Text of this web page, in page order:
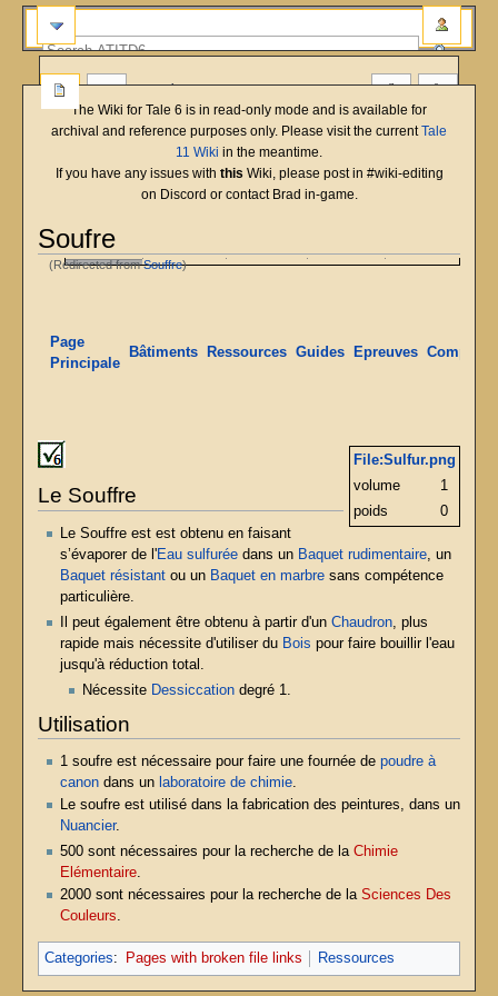
The Wiki for Tale 6 is in read-only mode and is available for
archival and reference purposes only. Please visit the currentTale
11 Wiki in the meantime.
If you have any issues with this Wiki, please post in #wiki-editing
on Discord or contact Brad in-game.
Soufre
(Redirected fromSouffre)
navigation
search
English
Page
Principale
Bâtiments Ressources Guides Epreuves
File:Sulfur.png
volume
1
poids
0
Le Souffre
Le Souffre est est obtenu en faisant
s’évaporer de l'Eau sulfurée dans un Baquet rudimentaire, un
Baquet résistant ou un Baquet en marbre sans compétence
particulière.
Il peut également être obtenu à partir d'un Chaudron, plus
rapide mais nécessite d'utiliser du Bois pour faire bouillir l'eau
jusqu'à réduction total.
Nécessite Dessiccation degré 1.
Utilisation
1 soufre est nécessaire pour faire une fournée de poudre à
canon dans un laboratoire de chimie.
Le soufre est utilisé dans la fabrication des peintures, dans un
Nuancier.
500 sont nécessaires pour la recherche de la Chimie
Elémentaire.
2000 sont nécessaires pour la recherche de la Sciences Des
Couleurs.
Categories: Pages with broken file links Ressources
more